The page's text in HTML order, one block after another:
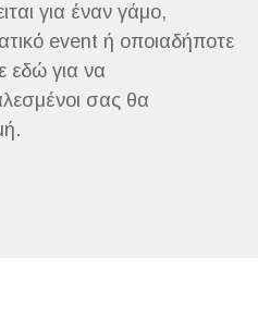
για έναν γάμο,
event ή οποιαδήποτε
εδώ για να
σας θα